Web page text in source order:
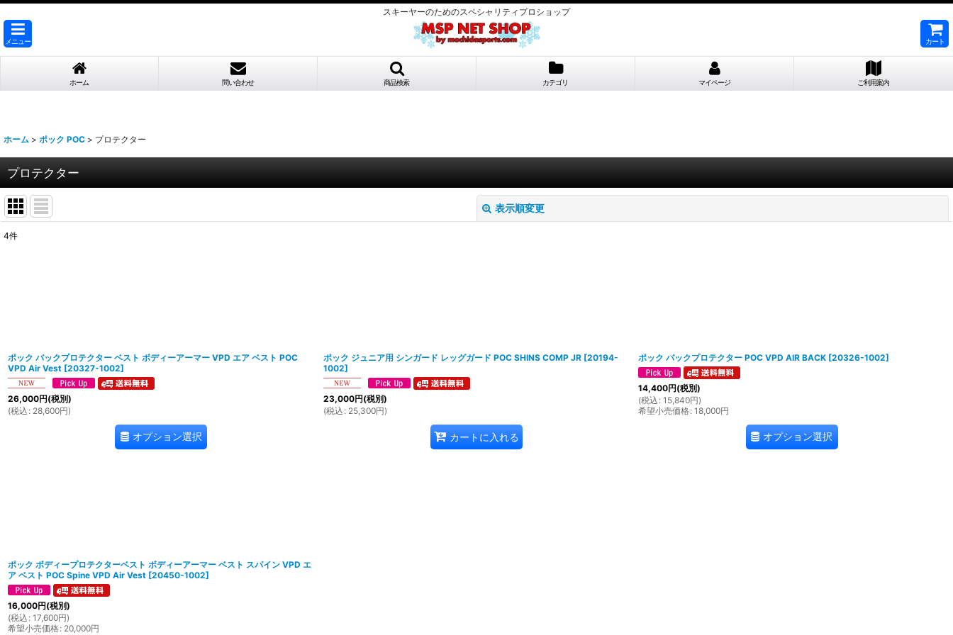
スキーヤーのためのスペシャリティプロショップ
メニュー カート
ホーム 問い合わせ 商品検索 カテゴリ マイページ ご利用案内
ホーム > ポック POC > プロテクター
プロテクター
表示順変更
4件
ポック バックプロテクター ベスト ボディーアーマー VPD エア ベスト POC
VPD Air Vest [20327-1002]
26,000円(税別)
(税込 : 28,600円)
オプション選択
ポック ジュニア用 シンガード レッグガード POC SHINS COMP JR [20194-
1002]
23,000円(税別)
(税込 : 25,300円)
カートに入れる
ポック バックプロテクター POC VPD AIR BACK [20326-1002]
14,400円(税別)
(税込 : 15,840円)
希望小売価格: 18,000円
オプション選択
ポック ボディープロテクターベスト ボディーアーマー ベスト スパイン VPD エ
ア ベスト POC Spine VPD Air Vest [20450-1002]
16,000円(税別)
(税込 : 17,600円)
希望小売価格: 20,000円